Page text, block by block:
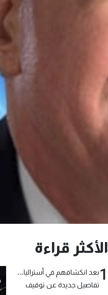
الأكثر قراءة
1بعد انكشافهم في أستراليا...
تفاصيل جديدة عن توقيف